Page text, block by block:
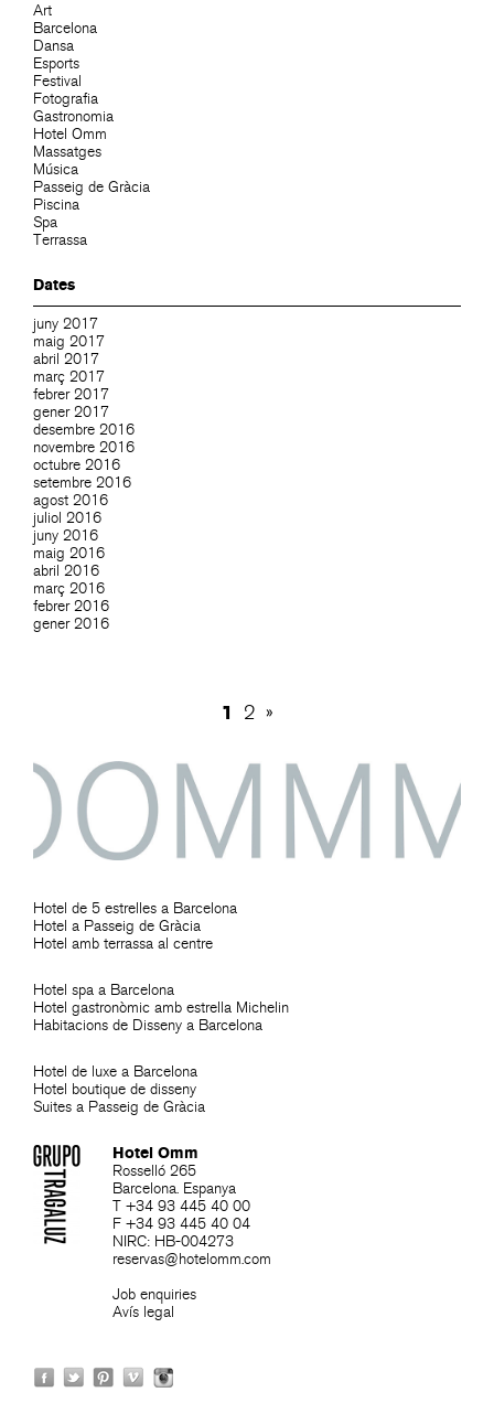
Art
Barcelona
Dansa
Esports
Festival
Fotografia
Gastronomia
Hotel Omm
Massatges
Música
Passeig de Gràcia
Piscina
Spa
Terrassa
Dates
juny 2017
maig 2017
abril 2017
març 2017
febrer 2017
gener 2017
desembre 2016
novembre 2016
octubre 2016
setembre 2016
agost 2016
juliol 2016
juny 2016
maig 2016
abril 2016
març 2016
febrer 2016
gener 2016
1 2 »
Hotel de 5 estrelles a Barcelona
Hotel a Passeig de Gràcia
Hotel amb terrassa al centre
Hotel spa a Barcelona
Hotel gastronòmic amb estrella Michelin
Habitacions de Disseny a Barcelona
Hotel de luxe a Barcelona
Hotel boutique de disseny
Suites a Passeig de Gràcia
Hotel Omm
Rosselló 265
Barcelona. Espanya
T +34 93 445 40 00
F +34 93 445 40 04
NIRC: HB-004273
reservas@hotelomm.com
Job enquiries
Avís legal